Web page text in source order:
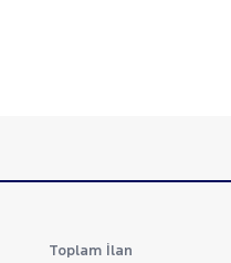
Toplam İlan